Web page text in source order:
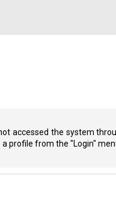
accessed the system
profile from the "Login"